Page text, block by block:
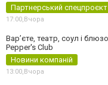
Партнерський спецпроєкт
17:00,Вчора
Вар’єте, театр, соул і
Pepper's Club
Новини компаній
13:00,Вчора